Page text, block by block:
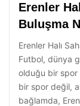
Erenler
Buluşma
Erenler Halı
Futbol, dünya
olduğu bir spor
bir spor değil,
bağlamda,